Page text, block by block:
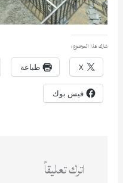
شارك هذا الموضوع:
X طباعة
فيس بوك
اترك تعليقاً